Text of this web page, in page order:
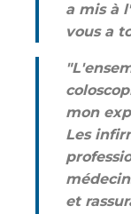
a mis à
vous a
mon
Les
et